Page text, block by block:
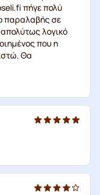
πήγε πολύ
παραλαβής σε
λογικό
που η
Θα